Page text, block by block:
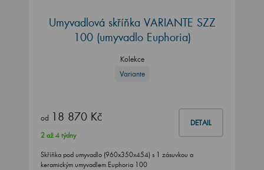
Umyvadlová skříňka VARIANTE SZZ
100 (umyvadlo Euphoria)
Kolekce
Variante
od 18 870 Kč DETAIL
2 až 4 týdny
Skříňka pod umyvadlo (960x350x454) s 1 zásuvkou a
keramickým umyvadlem Euphoria 100